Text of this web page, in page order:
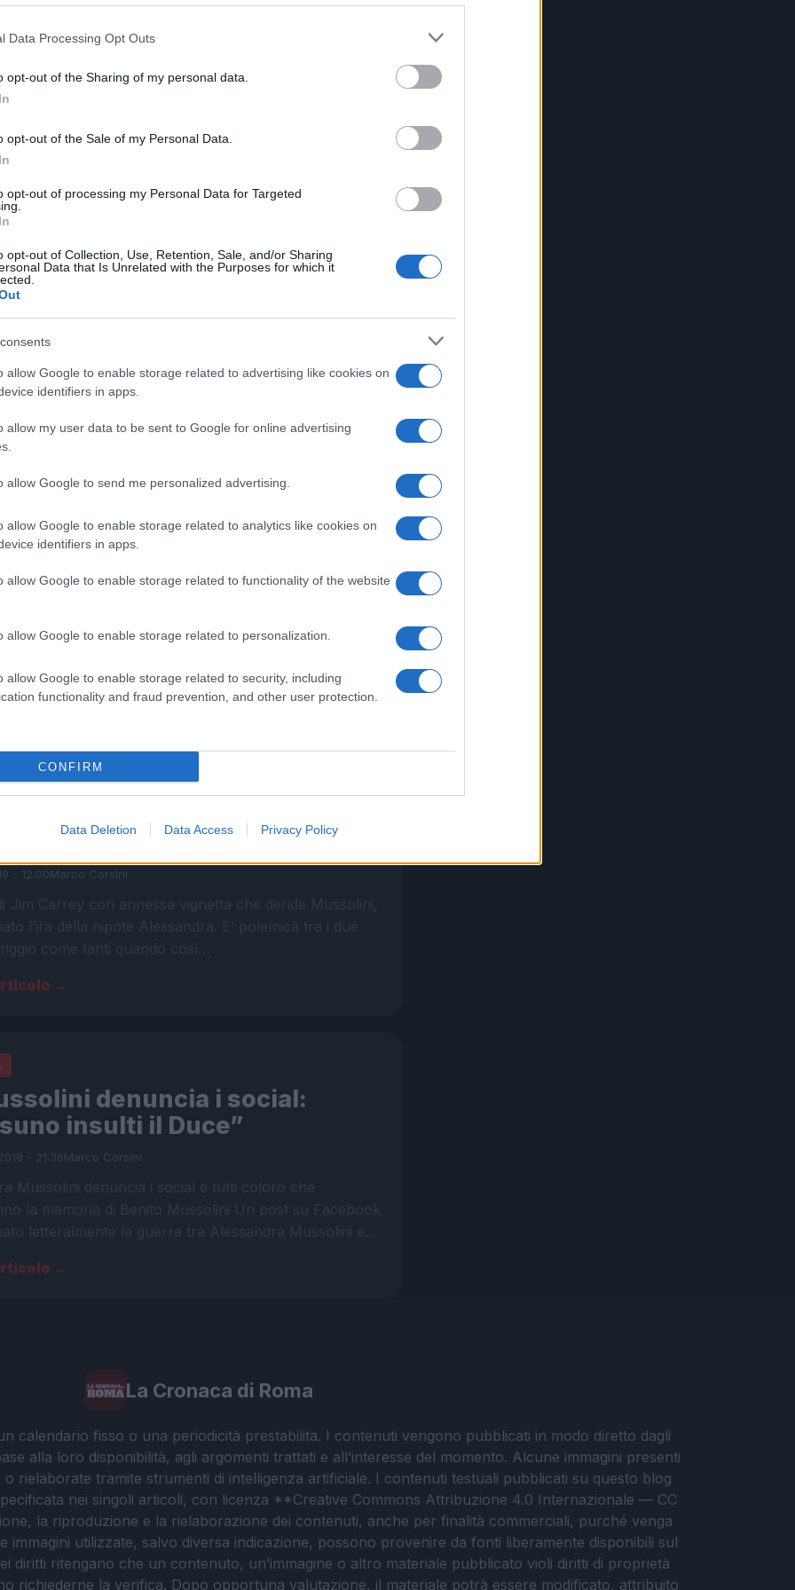
Data Processing Opt Outs
opt-out of the Sharing of my personal data.
opt-out of the Sale of my Personal Data.
opt-out of processing my Personal Data for Targeted
opt-out of Collection, Use, Retention, Sale, and/or Sharing
Data that Is Unrelated with the Purposes for which it
allow Google to enable storage related to advertising like cookies on
identifiers in apps.
allow my user data to be sent to Google for online advertising
allow Google to send me personalized advertising.
allow Google to enable storage related to analytics like cookies on
identifiers in apps.
allow Google to enable storage related to functionality of the website
allow Google to enable storage related to personalization.
allow Google to enable storage related to security, including
functionality and fraud prevention, and other user protection.
CONFIRM
Data Deletion Data Access Privacy Policy
- 12:03Villani
di Forza Nuova inneggiante a Mussolini: i
per mille anni“, questo il testo, che reca in…
ROMA
Revocata cittadinanza
- 10:01
Revocata cittadinanza onoraria che gli fu data nel
Revocata cittadinanza onoraria – La giunta
di Sarno (Salerno), all’unanimità, ha revocato la
onoraria che…
→
risponde alla Mussolini
alla Mussolini. Continua il siparietto via social tra
Mussolini, la nipote del duce. Dopo la vignetta satirica
→
deride il Duce. La nipote:
- 12:00Marco Corsini
Jim Carrey con annessa vignetta che deride Mussolini,
l’ira della nipote Alessandra. E’ polemica tra i due
come tanti quando così…
→
denuncia i social:
insulti il Duce”
- 21:36Marco Corsini
Mussolini denuncia i social e tutti coloro che
la memoria di Benito Mussolini Un post su Facebook
letteralmente la guerra tra Alessandra Mussolini e…
→
La Cronaca di Roma
calendario fisso o una periodicità prestabilita. I contenuti vengono pubblicati in modo diretto dagli
alla loro disponibilità, agli argomenti trattati e all’interesse del momento. Alcune immagini presenti
rielaborate tramite strumenti di intelligenza artificiale. I contenuti testuali pubblicati su questo blog
nei singoli articoli, con licenza **Creative Commons Attribuzione 4.0 Internazionale — CC
la riproduzione e la rielaborazione dei contenuti, anche per finalità commerciali, purché venga
immagini utilizzate, salvo diversa indicazione, possono provenire da fonti liberamente disponibili sul
diritti ritengano che un contenuto, un’immagine o altro materiale pubblicato violi diritti di proprietà
richiederne la verifica. Dopo opportuna valutazione, il materiale potrà essere modificato, attribuito